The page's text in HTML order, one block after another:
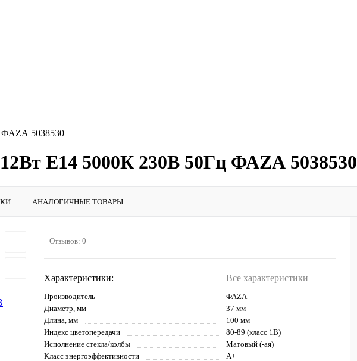
ФАZА 5038530
E14 5000К 230В 50Гц ФАZА 5038530
АНАЛОГИЧНЫЕ ТОВАРЫ
Отзывов: 0
Характеристики: Все характеристики
Производитель
ФАZА
Диаметр, мм
37 мм
Длина, мм
100 мм
Индекс цветопередачи
80-89 (класс 1В)
Исполнение стекла/колбы
Матовый (-ая)
Класс энергоэффективности
A+